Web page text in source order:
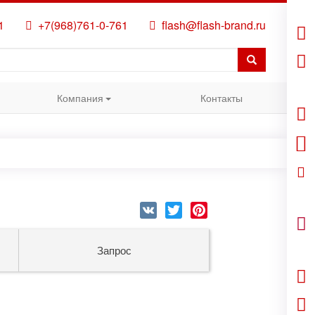
+7(968)761-0-761 flash@flash-brand.ru
Компания
Контакты
VK Twitter
Запрос